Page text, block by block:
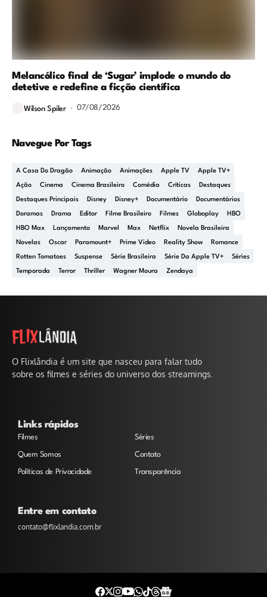
Melancólico final de ‘Sugar’ implode o mundo do
detetive e redefine a ficção científica
Wilson Spiler 07/08/2026
Navegue Por Tags
A Casa Do Dragão Animação Animações Apple TV Apple TV+
Ação Cinema Cinema Brasileiro Comédia Críticas Destaques
Destaques Principais Disney Disney+ Documentário Documentários
Doramas Drama Editor Filme Brasileiro Filmes Globoplay HBO
HBO Max Lançamento Marvel Max Netflix Novela Brasileira
Novelas Oscar Paramount+ Prime Video Reality Show Romance
Rotten Tomatoes Suspense Série Brasileira Série Da Apple TV+ Séries
Temporada Terror Thriller Wagner Moura Zendaya
O Flixlândia é um site que nasceu para falar tudo
sobre os filmes e séries do universo dos streamings.
Links rápidos
Filmes Séries
Quem Somos Contato
Políticas de Privacidade Transparência
Entre em contato
contato@flixlandia.com.br